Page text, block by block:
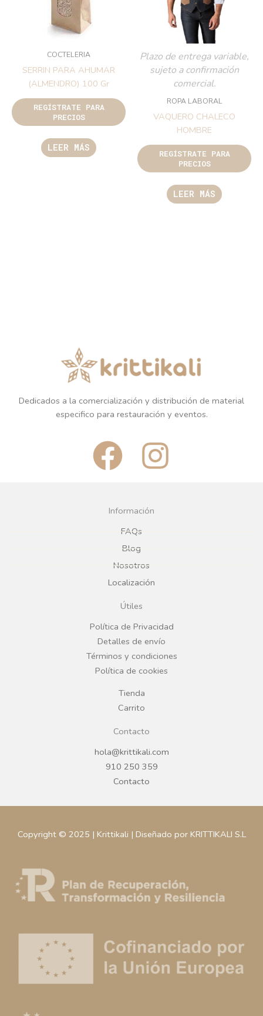
COCTELERIA
SERRIN PARA AHUMAR
(ALMENDRO) 100 Gr
REGÍSTRATE PARA
PRECIOS
LEER MÁS
Plazo de entrega variable,
sujeto a confirmación
comercial.
ROPA LABORAL
VAQUERO CHALECO
HOMBRE
REGÍSTRATE PARA
PRECIOS
LEER MÁS
Dedicados a la comercialización y distribución de material
especifico para restauración y eventos.
F
a
c
e
b
o
o
k
I
n
g
r
a
Información
FAQs
Blog
Nosotros
Localización
Útiles
Política de Privacidad
Detalles de envío
Términos y condiciones
Política de cookies
Tienda
Carrito
Contacto
hola@krittikali.com
910 250 359
Contacto
Copyright © 2025 | Krittikali | Diseñado por KRITTIKALI S.L